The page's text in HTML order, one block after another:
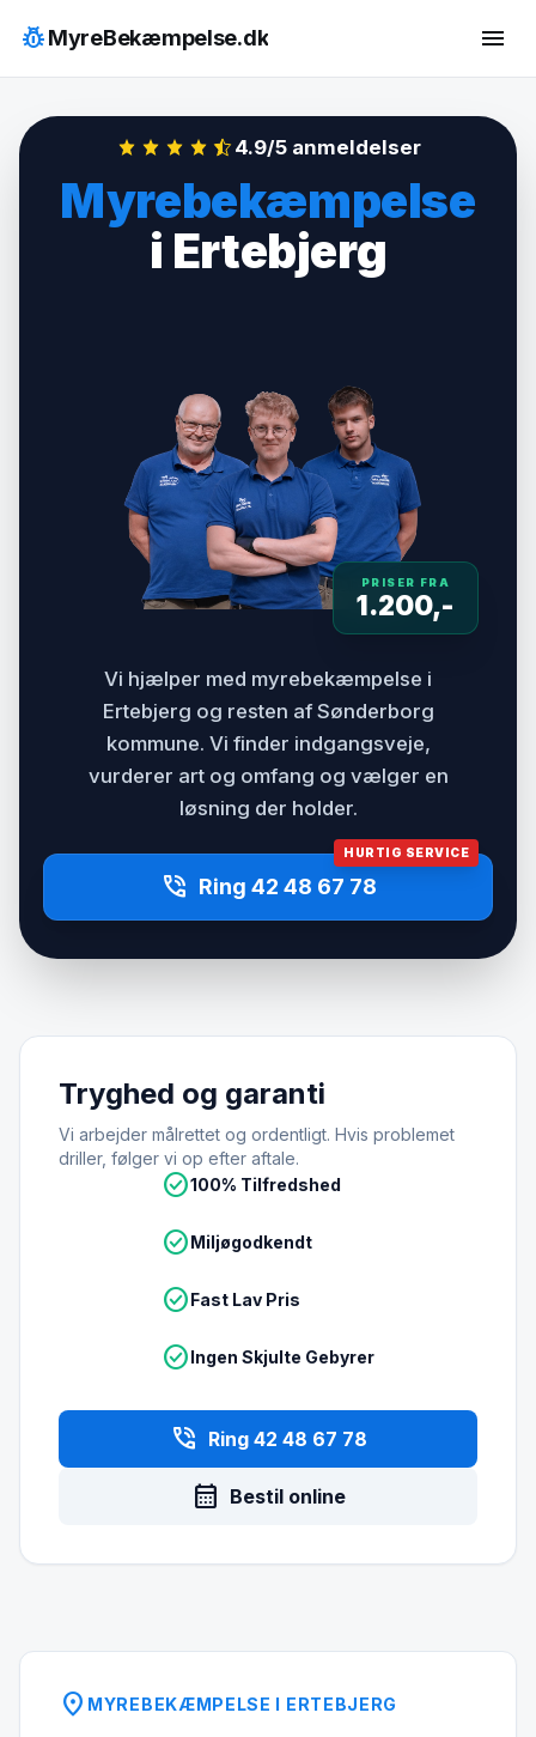
indhold
pest_controlMyreBekæmpelse.dk menu
4.9/5 anmeldelser
Myrebekæmpelse
i Ertebjerg
PRISER FRA
1.200,-
Vi hjælper med myrebekæmpelse i
Ertebjerg og resten af Sønderborg
kommune. Vi finder indgangsveje,
vurderer art og omfang og vælger en
løsning der holder.
HURTIG SERVICE
phone_in_talk Ring 42 48 67 78
Tryghed og garanti
Vi arbejder målrettet og ordentligt. Hvis problemet
driller, følger vi op efter aftale.
check_circle100% Tilfredshed
check_circleMiljøgodkendt
check_circleFast Lav Pris
check_circleIngen Skjulte Gebyrer
phone_in_talk Ring 42 48 67 78
calendar_month Bestil online
location_on MYREBEKÆMPELSE I ERTEBJERG